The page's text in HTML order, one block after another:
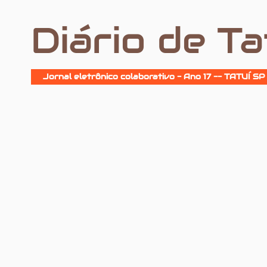
Diário de
Jornal eletrônico colaborativo - Ano 17 -- TATUÍ SP